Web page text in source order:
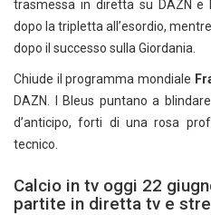
trasmessa in diretta su DAZN e
dopo la tripletta all’esordio,
dopo il successo sulla Giordania.
Chiude il programma mondiale
DAZN. I Bleus puntano a
d’anticipo, forti di una rosa
tecnico.
Calcio in tv oggi 22
partite in diretta tv e